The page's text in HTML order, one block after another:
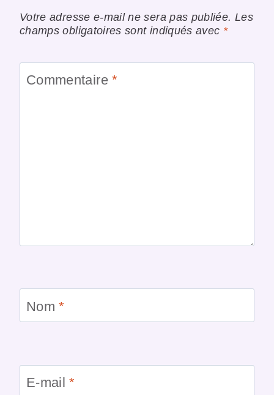
Votre adresse e-mail ne sera pas publiée. Les
champs obligatoires sont indiqués avec *
Commentaire*
Nom*
E-mail*